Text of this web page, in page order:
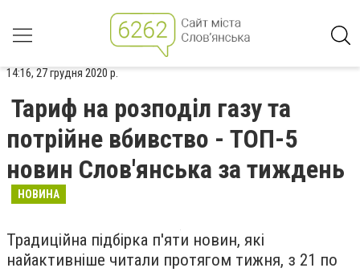
14:16, 27 грудня 2020 р.
Тариф на розподіл газу та
потрійне вбивство - ТОП-5
новин Слов'янська за тиждень
НОВИНА
Традиційна підбірка п'яти новин, які
найактивніше читали протягом тижня, з 21 по